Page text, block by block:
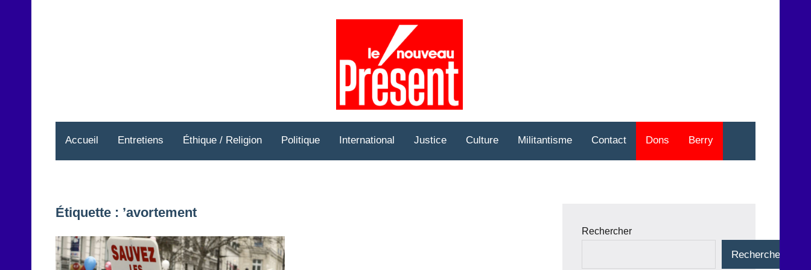
Accueil Entretiens Éthique / Religion Politique International Justice Culture Militantisme Contact Dons Berry
Étiquette : ’avortement
Rechercher
Rechercher